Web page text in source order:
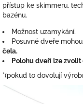
přístup ke skimmeru,
bazénu.
Možnost uzamykání.
Posuvné dveře
čela.
Polohu dveří lze
*(pokud to dovolují